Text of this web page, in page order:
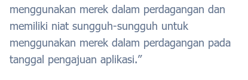
menggunakan merek dalam perdagangan dan
memiliki niat sungguh-sungguh untuk
menggunakan merek dalam perdagangan pada
tanggal pengajuan aplikasi.”